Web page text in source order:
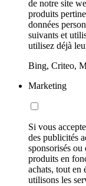
de notre site
produits
données
suivants et
utilisez déjà
Bing, Criteo,
Marketing
Si vous
des publicités
sponsorisés
produits en
achats, tout en
utilisons les